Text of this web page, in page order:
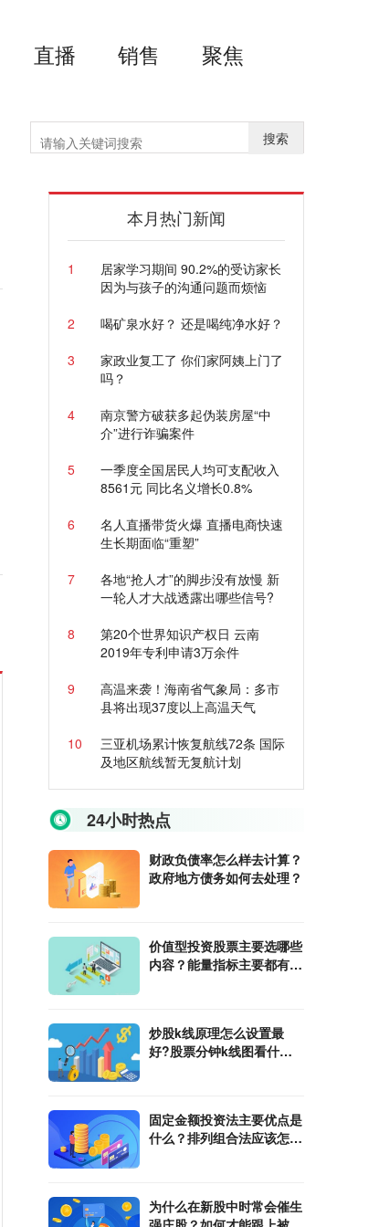
直播 销售 聚焦
搜索
本月热门新闻
1
居家学习期间 90.2%的受访家长
因为与孩子的沟通问题而烦恼
2
喝矿泉水好？ 还是喝纯净水好？
3
家政业复工了 你们家阿姨上门了
吗？
4
南京警方破获多起伪装房屋“中
介”进行诈骗案件
5
一季度全国居民人均可支配收入
8561元 同比名义增长0.8%
6
名人直播带货火爆 直播电商快速
生长期面临“重塑”
7
各地“抢人才”的脚步没有放慢 新
一轮人才大战透露出哪些信号?
8
第20个世界知识产权日 云南
2019年专利申请3万余件
9
高温来袭！海南省气象局：多市
县将出现37度以上高温天气
10
三亚机场累计恢复航线72条 国际
及地区航线暂无复航计划
24小时热点
财政负债率怎么样去计算？
政府地方债务如何去处理？
价值型投资股票主要选哪些
内容？能量指标主要都有哪
炒股k线原理怎么设置最
好?股票分钟k线图看什么
固定金额投资法主要优点是
什么？排列组合法应该怎么
为什么在新股中时常会催生